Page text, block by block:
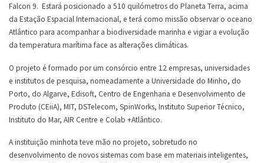
Falcon 9. Estará posicionado a 510 quilómetros do Planeta Terra, acima
da Estação Espacial Internacional, e terá como missão observar o oceano
Atlântico para acompanhar a biodiversidade marinha e vigiar a evolução
da temperatura marítima face as alterações climáticas.
O projeto é formado por um consórcio entre 12 empresas, universidades
e institutos de pesquisa, nomeadamente a Universidade do Minho, do
Porto, do Algarve, Edisoft, Centro de Engenharia e Desenvolvimento de
Produto (CEiiA), MIT, DSTelecom, SpinWorks, Instituto Superior Técnico,
Instituto do Mar, AIR Centre e Colab +Atlântico.
A instituição minhota teve mão no projeto, sobretudo no
desenvolvimento de novos sistemas com base em materiais inteligentes,